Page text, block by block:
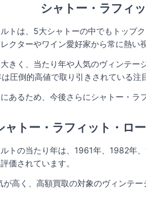
シャトー・ラフィ
トは、5大シャトーの中でもトップ
クターやワイン愛好家から常に熱い
きく、当たり年や人気のヴィンテ
圧倒的高値で取り引きされている注
あるため、今後さらにシャトー・
ャトー・ラフィット・ロ
トの当たり年は、1961年、1982
価されています。
高く、高額買取の対象のヴィンテ